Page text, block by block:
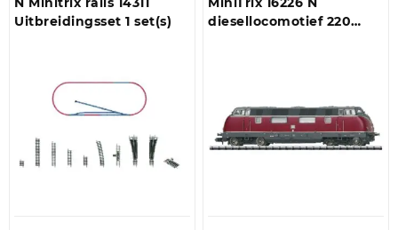
Uitbreidingsset 1 set(s)
diesellocomotief 220